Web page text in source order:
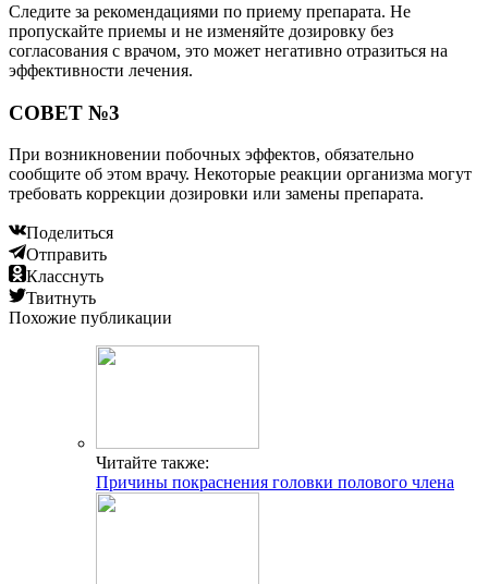
Следите за рекомендациями по приему препарата. Не
пропускайте приемы и не изменяйте дозировку без
согласования с врачом, это может негативно отразиться на
эффективности лечения.
СОВЕТ №3
При возникновении побочных эффектов, обязательно
сообщите об этом врачу. Некоторые реакции организма могут
требовать коррекции дозировки или замены препарата.
Поделиться
Отправить
Класснуть
Твитнуть
Похожие публикации
Читайте также:
Причины покраснения головки полового члена